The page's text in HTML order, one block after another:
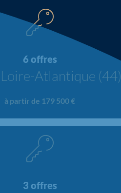
6 offres
Atlantique (44)
à partir de 179 500 €
3 offres